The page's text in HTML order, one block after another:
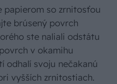
papierom so zrnitosťou
brúsený povrch
ste naliali odstátu
v okamihu
odhalí svoju nečakanú
vyšších zrnitostiach.